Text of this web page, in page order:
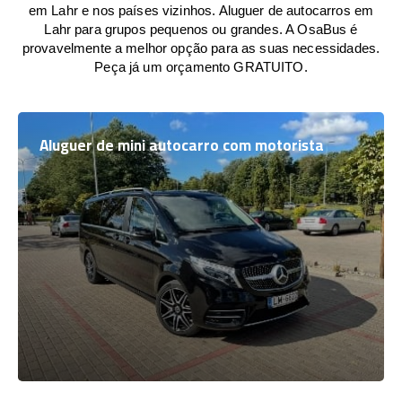
em Lahr e nos países vizinhos. Aluguer de autocarros em
Lahr para grupos pequenos ou grandes. A OsaBus é
provavelmente a melhor opção para as suas necessidades.
Peça já um orçamento GRATUITO.
Aluguer de mini autocarro com motorista